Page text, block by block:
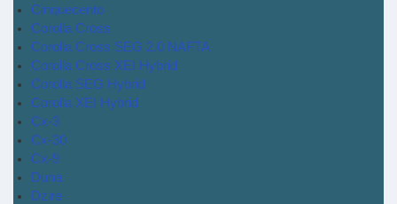
Cinquecento
Corolla Cross
Corolla Cross SEG 2.0 NAFTA
Corolla Cross XEI Hybrid
Corolla SEG Hybrid
Corolla XEI Hybrid
Cx-3
Cx-30
Cx-9
Duna
Dzire